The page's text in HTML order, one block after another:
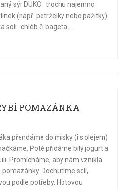
sýr DUKO trochu najemno
(např. petrželky nebo pažitky)
soli chléb či bageta ...
POMAZÁNKA
přendáme do misky (i s olejem)
Poté přidáme bílý jogurt a
Promícháme, aby nám vznikla
Dochutíme solí,
podle potřeby. Hotovou